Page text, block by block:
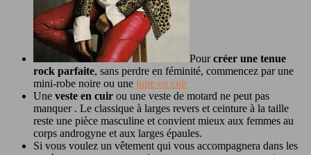
Pourcréer une tenue
rock parfaite, sans perdre en féminité, commencez par une
mini-robe noire ou une jupe en cuir
Une veste en cuir ou une veste de motard ne peut pas
manquer . Le classique à larges revers et ceinture à la taille
reste une pièce masculine et convient mieux aux femmes au
corps androgyne et aux larges épaules.
Si vous voulez un vêtement qui vous accompagnera dans les